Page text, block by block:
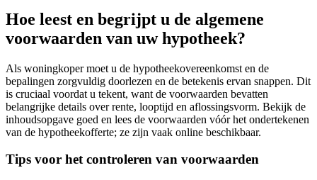
Hoe leest en begrijpt u de algemene
voorwaarden van uw hypotheek?
Als woningkoper moet u de hypotheekovereenkomst en de
bepalingen zorgvuldig doorlezen en de betekenis ervan snappen. Dit
is cruciaal voordat u tekent, want de voorwaarden bevatten
belangrijke details over rente, looptijd en aflossingsvorm. Bekijk de
inhoudsopgave goed en lees de voorwaarden vóór het ondertekenen
van de hypotheekofferte; ze zijn vaak online beschikbaar.
Tips voor het controleren van voorwaarden